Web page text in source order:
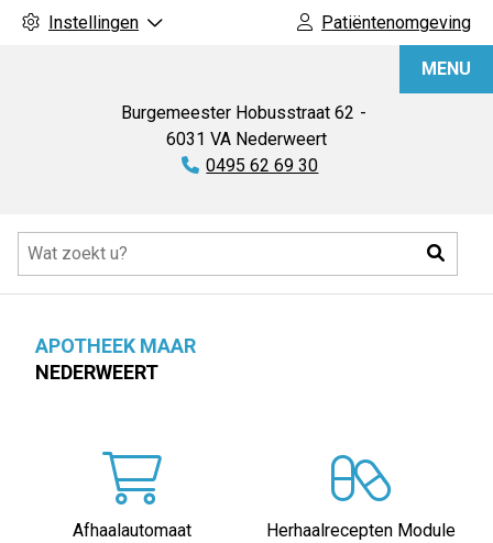
Instellingen Patiëntenomgeving
Burgemeester Hobusstraat62
6031 VA Nederweert
Tel:
0495 62 69 30
MENU
APOTHEEK MAAR
NEDERWEERT
Afhaalautomaat Herhaalrecepten Module